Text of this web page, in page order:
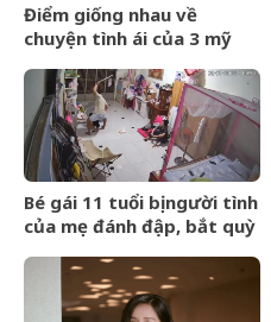
Điểm giống nhau về
chuyện tình ái của 3 mỹ
Bé gái 11 tuổi bị người tình
của mẹ đánh đập, bắt quỳ